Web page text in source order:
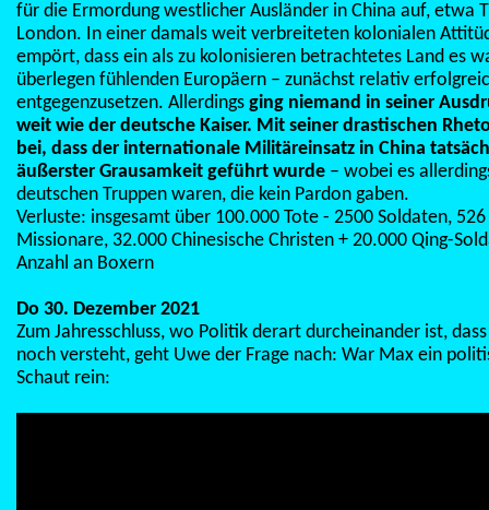
für die Ermordung westlicher Ausländer in China auf, etwa
London. In einer damals weit verbreiteten kolonialen
empört, dass ein als zu kolonisieren betrachtetes Land es
überlegen fühlenden Europäern – zunächst relativ
entgegenzusetzen. Allerdings ging niemand in seiner
weit wie der deutsche Kaiser. Mit seiner drastischen
bei, dass der internationale Militäreinsatz in China
äußerster Grausamkeit geführt wurde – wobei es
deutschen Truppen waren, die kein Pardon gaben.
Verluste: insgesamt über 100.000 Tote - 2500 Soldaten,
Missionare, 32.000 Chinesische Christen + 20.000 Qing-
Anzahl an Boxern
Do 30. Dezember 2021
Zum Jahresschluss, wo Politik derart durcheinander ist,
noch versteht, geht Uwe der Frage nach: War Max ein
Schaut rein: